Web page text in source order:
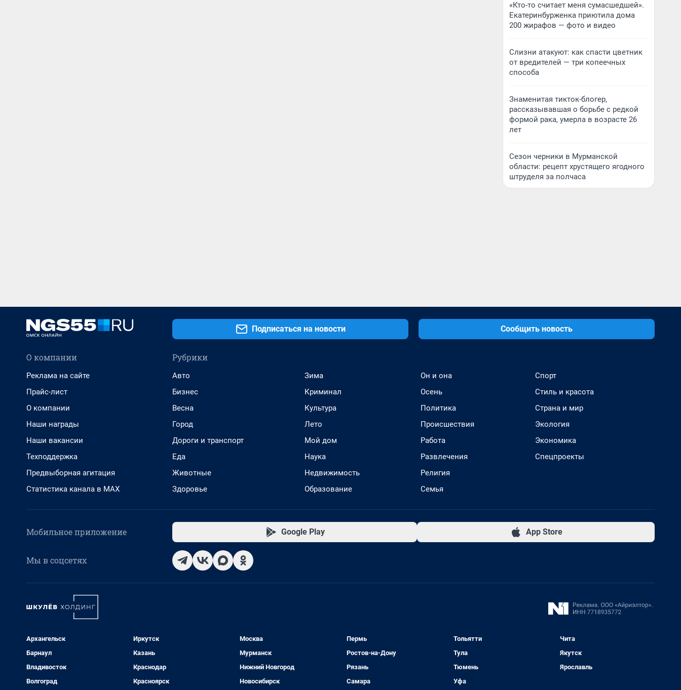
«Кто-то считает меня сумасшедшей».
Екатеринбурженка приютила дома
200 жирафов — фото и видео
Слизни атакуют: как спасти цветник
от вредителей — три копеечных
способа
Знаменитая тикток-блогер,
рассказывавшая о борьбе с редкой
формой рака, умерла в возрасте 26
лет
Сезон черники в Мурманской
области: рецепт хрустящего ягодного
штруделя за полчаса
Подписаться на новости Сообщить новость
О компании
Реклама на сайте
Прайс-лист
О компании
Наши награды
Наши вакансии
Техподдержка
Предвыборная агитация
Статистика канала в MAX
Рубрики
Авто
Бизнес
Весна
Город
Дороги и транспорт
Еда
Животные
Здоровье
Зима
Криминал
Культура
Лето
Мой дом
Наука
Недвижимость
Образование
Он и она
Осень
Политика
Происшествия
Работа
Развлечения
Религия
Семья
Спорт
Стиль и красота
Страна и мир
Экология
Экономика
Спецпроекты
Мобильное приложение Google Play App Store
Мы в соцсетях
Архангельск
Барнаул
Владивосток
Волгоград
Иркутск
Казань
Краснодар
Красноярск
Москва
Мурманск
Нижний Новгород
Новосибирск
Пермь
Ростов-на-Дону
Рязань
Самара
Тольятти
Тула
Тюмень
Уфа
Чита
Якутск
Ярославль